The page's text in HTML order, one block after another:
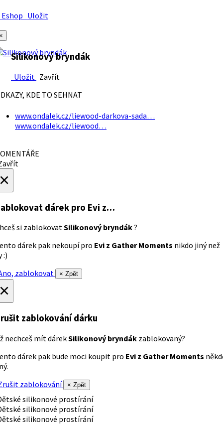
Uložit
Silikonový bryndák
Uložit Zavřít
KDE TO SEHNAT
www.ondalek.cz/liewood-darkova-sada…
www.ondalek.cz/liewood…
dárek pro Evi z…
si zablokovatSilikonový bryndák?
dárek pak nekoupí pro Evi z Gather Moments nikdo jiný než
:)
zablokovat
× Zpět
zablokování dárku
nechceš mít dárekSilikonový bryndák zablokovaný?
dárek pak bude moci koupit pro Evi z Gather Moments
zablokování
× Zpět